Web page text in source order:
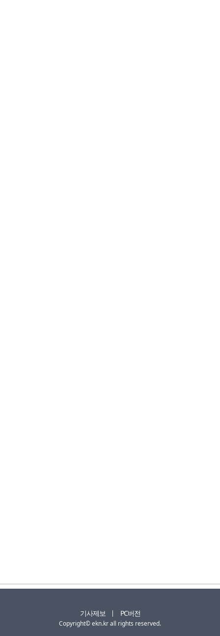
기사제보 PC버전
Copyright© ekn.kr all rights reserved.